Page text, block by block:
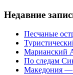
Недавние
Песчаные
Марианский
По следам
Македония —